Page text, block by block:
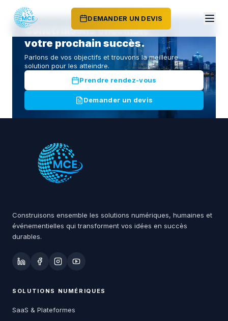
DEMANDER UN DEVIS
Construisons ensemble
votre prochain succès.
Parlons de vos objectifs et trouvons la meilleure
solution pour les atteindre.
Prendre rendez-vous
Demander un devis
Construisons ensemble les solutions numériques, humaines et
événementielles qui transforment vos idées en succès
durables.
SOLUTIONS NUMÉRIQUES
SaaS & Plateformes